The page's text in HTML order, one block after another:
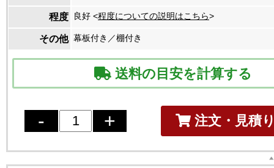
程度 良好 <程度についての説明はこちら>
その他 幕板付き／棚付き
送料の目安を計算する
注文・見積